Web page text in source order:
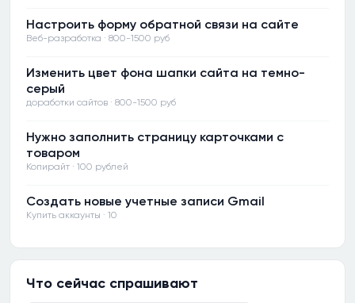
Настроить форму обратной связи на сайте
Веб-разработка · 800-1500 руб
Изменить цвет фона шапки сайта на темно-
серый
доработки сайтов · 800-1500 руб
Нужно заполнить страницу карточками с
товаром
Копирайт · 100 рублей
Создать новые учетные записи Gmail
Купить аккаунты · 10
Что сейчас спрашивают